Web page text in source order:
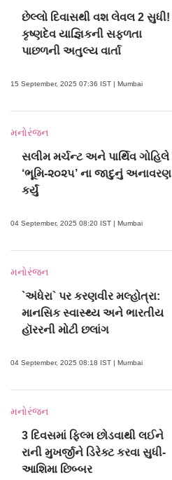
છેલ્લો દિવાસથી વશ લેવલ 2 સુધી!
કૃષ્ણદેવ યાજ્ઞિકની સફળતા
પાછળની અતુલ્ય વાર્તા
15 September, 2025 07:36 IST | Mumbai
મનોરંજન
સલીમ મર્ચન્ટ અને પાર્થિવ ગોહિલે
‘ભૂમિ-૨૦૨૫’ ના જાદુનું અનાવરણ
કર્યું
04 September, 2025 08:20 IST | Mumbai
મનોરંજન
`અંધેરા` પર કરણવીર મલ્હોત્રા:
માનસિક સ્વાસ્થ્ય અને ભારતીય
હૉરરની મોટી છલાંગ
04 September, 2025 08:18 IST | Mumbai
મનોરંજન
3 દિવસમાં ફિલ્મ છોડવાથી લઈને
રાની મુખર્જીને ડિરેક્ટ કરવા સુધી-
આશિમા છિબ્બર